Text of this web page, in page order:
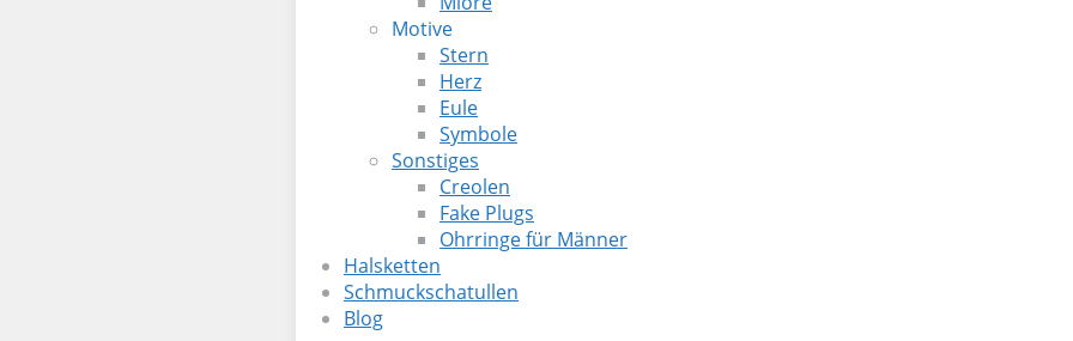
Motive
Stern
Herz
Eule
Symbole
Sonstiges
Creolen
Fake Plugs
Ohrringe für Männer
Halsketten
Schmuckschatullen
Blog